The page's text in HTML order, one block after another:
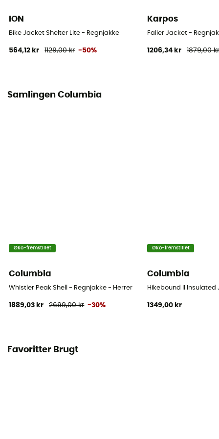
[main] 100 % nylon recycled / [doublure] 57 %
polyester recyclé - 43 % maille polyester vierge
ION
Bike Jacket Shelter Lite - Regnjakke
564,12 kr 1129,00 kr -50%
Karpos
Falier Jacket -
1206,34 kr 1879,00
Samlingen Columbia
Øko-fremstillet
Columbia
Whistler Peak Shell - Regnjakke - Herrer
1889,03 kr 2699,00 kr -30%
Øko-fremstillet
Columbia
Hikebound II
1349,00 kr
Favoritter Brugt